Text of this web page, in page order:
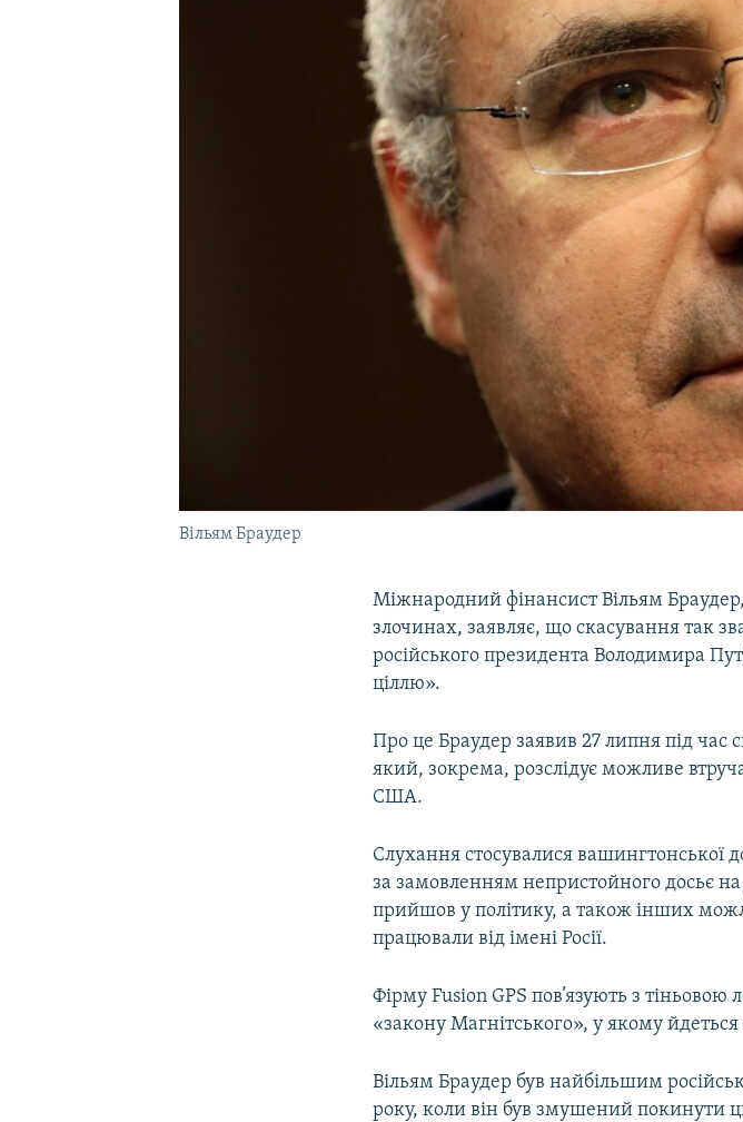
Вільям Браудер
Міжнародний фінансист Вільям
злочинах, заявляє, що скасування так
російського президента Володимира
ціллю».
Про це Браудер заявив 27 липня під час
який, зокрема, розслідує можливе
США.
Слухання стосувалися вашингтонської
за замовленням непристойного досьє
прийшов у політику, а також інших
працювали від імені Росії.
Фірму Fusion GPS пов’язують з
«закону Магнітського», у якому
Вільям Браудер був найбільшим
року, коли він був змушений покинути